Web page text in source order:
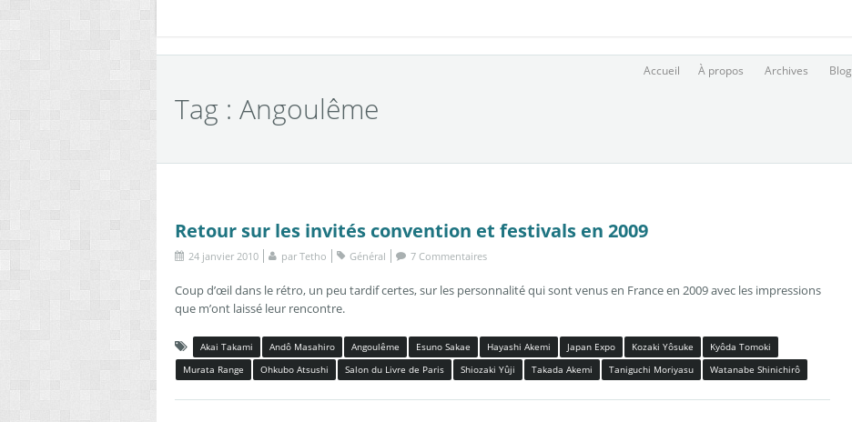
Accueil À propos Archives
Tag : Angoulême
Retour sur les invités convention et festivals en 2009
24 janvier 2010 par Tetho Général 7 Commentaires
Coup d’œil dans le rétro, un peu tardif certes, sur les personnalité qui sont venus en France en 2009 avec les impressions
que m’ont laissé leur rencontre.
Akai Takami Andô Masahiro Angoulême Esuno Sakae Hayashi Akemi Japan Expo Kozaki Yôsuke
Kyôda Tomoki
Murata Range
Ohkubo Atsushi Salon du Livre de Paris Shiozaki Yûji Takada Akemi Taniguchi Moriyasu Watanabe Shinichirô